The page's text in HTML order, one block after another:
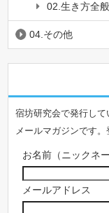
02.生き方全般
04.その他
宿坊研究会で発行して
メールマガジンです。
お名前（ニックネ
メールアドレス